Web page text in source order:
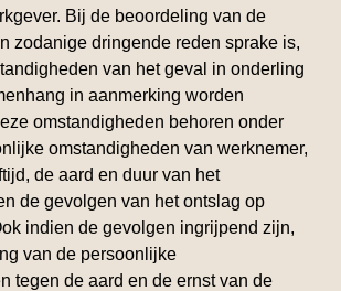
Bij de beoordeling van de
zodanige dringende reden sprake is,
van het geval in onderling
in aanmerking worden
omstandigheden behoren onder
omstandigheden van werknemer,
de aard en duur van het
de gevolgen van het ontslag op
indien de gevolgen ingrijpend zijn,
van de persoonlijke
tegen de aard en de ernst van de